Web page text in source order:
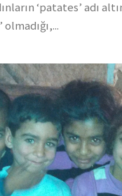
‘patates’ adı
olmadığı,...